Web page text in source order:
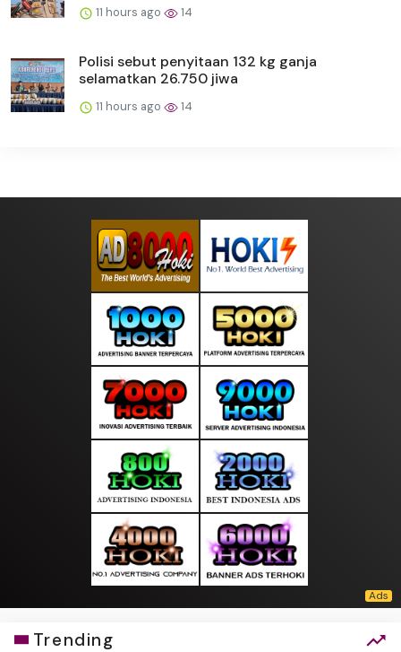
11 hours ago 14
Polisi sebut penyitaan 132 kg ganja
selamatkan 26.750 jiwa
11 hours ago 14
Trending